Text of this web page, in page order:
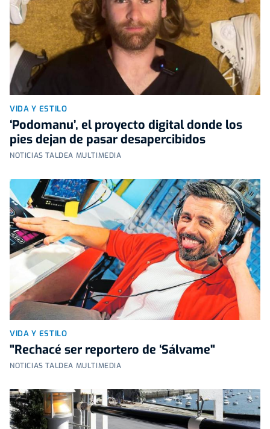
VIDA Y ESTILO
‘Podomanu’, el proyecto digital donde los
pies dejan de pasar desapercibidos
NOTICIAS TALDEA MULTIMEDIA
VIDA Y ESTILO
"Rechacé ser reportero de ‘Sálvame"
NOTICIAS TALDEA MULTIMEDIA